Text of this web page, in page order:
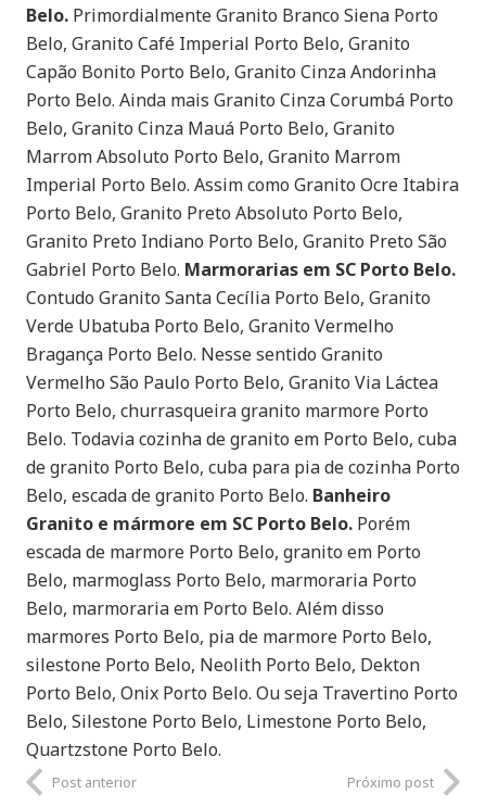
Belo. Primordialmente Granito Branco Siena Porto
Belo, Granito Café Imperial Porto Belo, Granito
Capão Bonito Porto Belo, Granito Cinza Andorinha
Porto Belo. Ainda mais Granito Cinza Corumbá Porto
Belo, Granito Cinza Mauá Porto Belo, Granito
Marrom Absoluto Porto Belo, Granito Marrom
Imperial Porto Belo. Assim como Granito Ocre Itabira
Porto Belo, Granito Preto Absoluto Porto Belo,
Granito Preto Indiano Porto Belo, Granito Preto São
Gabriel Porto Belo. Marmorarias em SC Porto Belo.
Contudo Granito Santa Cecília Porto Belo, Granito
Verde Ubatuba Porto Belo, Granito Vermelho
Bragança Porto Belo. Nesse sentido Granito
Vermelho São Paulo Porto Belo, Granito Via Láctea
Porto Belo, churrasqueira granito marmore Porto
Belo. Todavia cozinha de granito em Porto Belo, cuba
de granito Porto Belo, cuba para pia de cozinha Porto
Belo, escada de granito Porto Belo. Banheiro
Granito e mármore em SC Porto Belo. Porém
escada de marmore Porto Belo, granito em Porto
Belo, marmoglass Porto Belo, marmoraria Porto
Belo, marmoraria em Porto Belo. Além disso
marmores Porto Belo, pia de marmore Porto Belo,
silestone Porto Belo, Neolith Porto Belo, Dekton
Porto Belo, Onix Porto Belo. Ou seja Travertino Porto
Belo, Silestone Porto Belo, Limestone Porto Belo,
Quartzstone Porto Belo.
Post anterior Próximo post